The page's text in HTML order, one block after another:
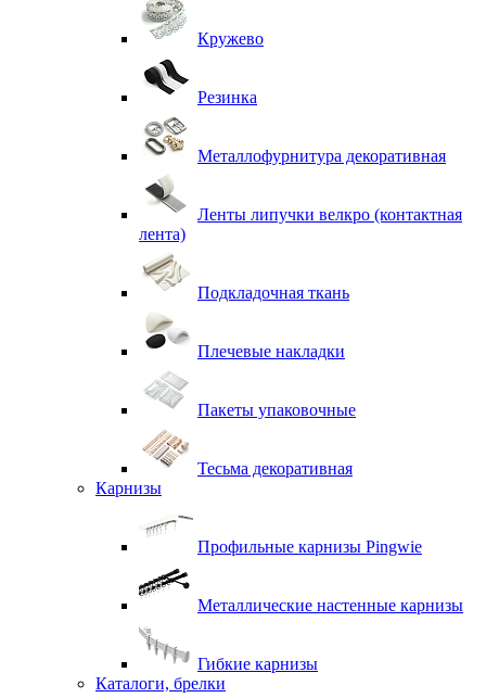
Кружево
Резинка
Металлофурнитура декоративная
Ленты липучки велкро (контактная
лента)
Подкладочная ткань
Плечевые накладки
Пакеты упаковочные
Тесьма декоративная
Карнизы
Профильные карнизы Pingwie
Металлические настенные карнизы
Гибкие карнизы
Каталоги, брелки